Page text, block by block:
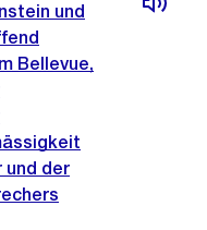
und
Bellevue,
der